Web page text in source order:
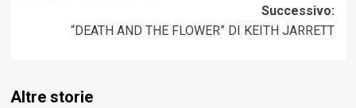
Successivo:
“DEATH AND THE FLOWER” DI KEITH JARRETT
Altre storie